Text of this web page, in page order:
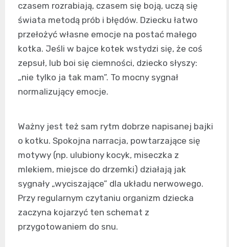
czasem rozrabiają, czasem się boją, uczą się
świata metodą prób i błędów. Dziecku łatwo
przełożyć własne emocje na postać małego
kotka. Jeśli w bajce kotek wstydzi się, że coś
zepsuł, lub boi się ciemności, dziecko słyszy:
„nie tylko ja tak mam”. To mocny sygnał
normalizujący emocje.
Ważny jest też sam rytm dobrze napisanej bajki
o kotku. Spokojna narracja, powtarzające się
motywy (np. ulubiony kocyk, miseczka z
mlekiem, miejsce do drzemki) działają jak
sygnały „wyciszające” dla układu nerwowego.
Przy regularnym czytaniu organizm dziecka
zaczyna kojarzyć ten schemat z
przygotowaniem do snu.